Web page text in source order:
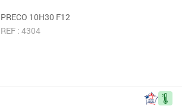
PRECO 10H30 F12
REF : 4304